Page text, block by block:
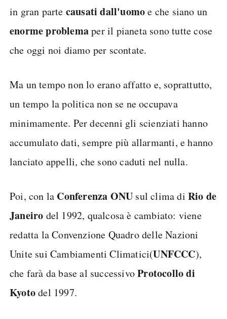
in gran parte causati dall'uomoe che siano un
enorme problemaper il pianeta sono tutte cose
che oggi noi diamo per scontate.
Ma un tempo non lo erano affatto e, soprattutto,
un tempo la politica non se ne occupava
minimamente. Per decenni gli scienziati hanno
accumulato dati, sempre più allarmanti, e hanno
lanciato appelli, che sono caduti nel nulla.
Poi, con la Conferenza ONU sul clima di Rio de
Janeiro del 1992, qualcosa è cambiato: viene
redatta la Convenzione Quadro delle Nazioni
Unite sui Cambiamenti Climatici(UNFCCC),
che farà da base al successivoProtocollo di
Kyotodel 1997.